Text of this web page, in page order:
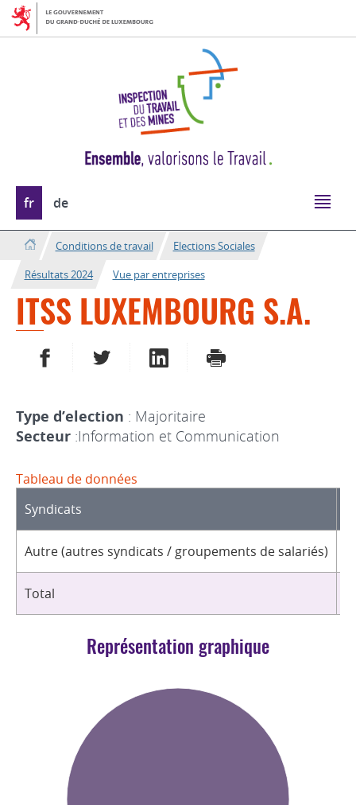
Aller
Aller
au
Changer
de
langue
fr de
Conditions de travail
Elections Sociales
Résultats 2024
Vue par entreprises
ITSS LUXEMBOURG S.A.
PARTAGER SUR FACEBOOK
PARTAGER SUR TWITTER
PARTAGER SUR LINKEDIN
IMPRIMER
Type d’election : Majoritaire
Secteur :Information et Communication
Tableau de données
Syndicats
Autre (autres syndicats / groupements de salariés)
Total
Représentation graphique